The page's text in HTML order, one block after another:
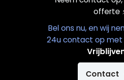
offerte
Bel ons nu, en wij
24u contact op met
Contact